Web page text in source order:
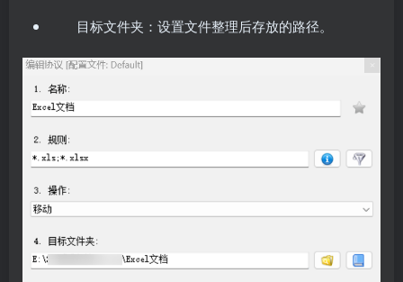
目标文件夹：设置文件整理后存放的路径。